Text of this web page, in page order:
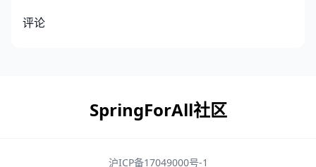
评论
SpringForAll社区
沪ICP备17049000号-1